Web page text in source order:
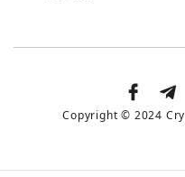
Copyright © 2024